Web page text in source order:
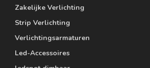
Zakelijke Verlichting
Strip Verlichting
Verlichtingsarmaturen
Led-Accessoires